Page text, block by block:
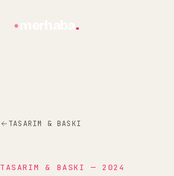
.
TASARIM & BASKI
TASARIM & BASKI — 2024